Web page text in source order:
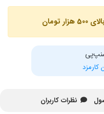
نظرات کاربران